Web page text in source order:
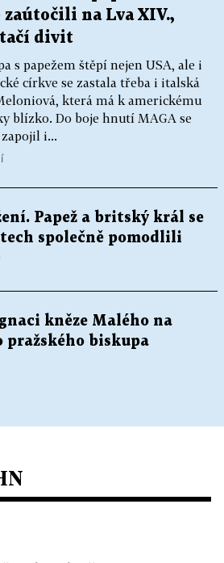
na Lva XIV.,
divit
s papežem štěpí nejen USA, ale i
církve se zastala třeba i italská
která má k americkému
blízko. Do boje hnutí MAGA se
i...
Papež a britský král se
společně pomodlili
kněze Malého na
pražského biskupa